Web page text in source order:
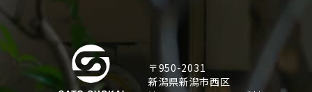
〒950-2031
新潟県新潟市西区